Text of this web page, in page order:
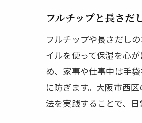
フルチップと長さだ
フルチップや長さだし
イルを使って保湿を心
め、家事や仕事中は手
に防ぎます。大阪市西
法を実践することで、